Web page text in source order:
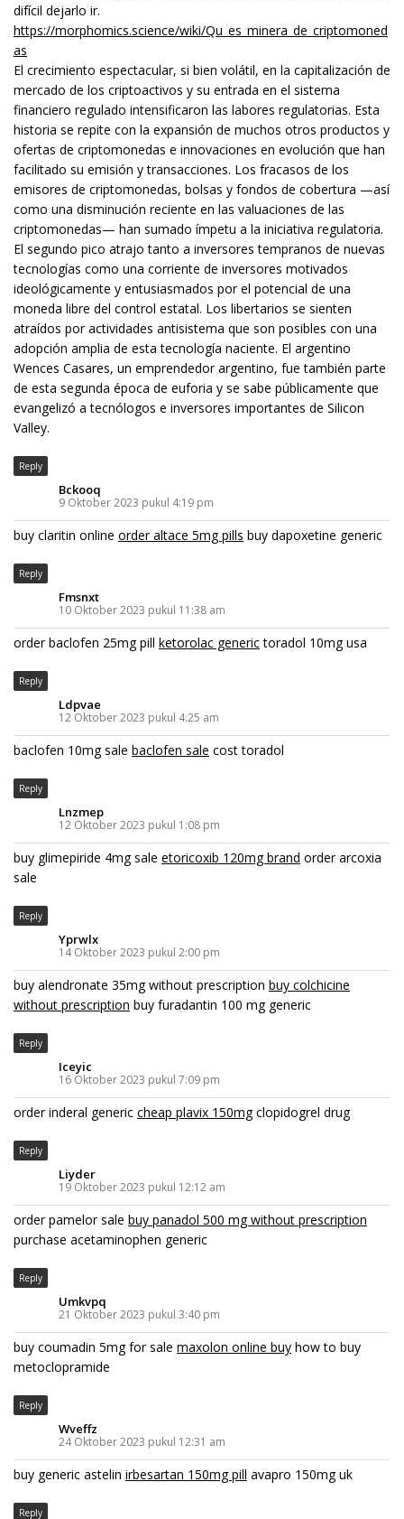
difícil dejarlo ir.
https://morphomics.science/wiki/Qu_es_minera_de_criptomoned
as
El crecimiento espectacular, si bien volátil, en la capitalización de
mercado de los criptoactivos y su entrada en el sistema
financiero regulado intensificaron las labores regulatorias. Esta
historia se repite con la expansión de muchos otros productos y
ofertas de criptomonedas e innovaciones en evolución que han
facilitado su emisión y transacciones. Los fracasos de los
emisores de criptomonedas, bolsas y fondos de cobertura —así
como una disminución reciente en las valuaciones de las
criptomonedas— han sumado ímpetu a la iniciativa regulatoria.
El segundo pico atrajo tanto a inversores tempranos de nuevas
tecnologías como una corriente de inversores motivados
ideológicamente y entusiasmados por el potencial de una
moneda libre del control estatal. Los libertarios se sienten
atraídos por actividades antisistema que son posibles con una
adopción amplia de esta tecnología naciente. El argentino
Wences Casares, un emprendedor argentino, fue también parte
de esta segunda época de euforia y se sabe públicamente que
evangelizó a tecnólogos e inversores importantes de Silicon
Valley.
Reply
Bckooq
9 Oktober 2023 pukul 4:19 pm
buy claritin online order altace 5mg pills buy dapoxetine generic
Reply
Fmsnxt
10 Oktober 2023 pukul 11:38 am
order baclofen 25mg pill ketorolac generictoradol 10mg usa
Reply
Ldpvae
12 Oktober 2023 pukul 4:25 am
baclofen 10mg sale baclofen sale cost toradol
Reply
Lnzmep
12 Oktober 2023 pukul 1:08 pm
buy glimepiride 4mg sale etoricoxib 120mg brand order arcoxia
sale
Reply
Yprwlx
14 Oktober 2023 pukul 2:00 pm
buy alendronate 35mg without prescription buy colchicine
without prescription buy furadantin 100 mg generic
Reply
Iceyic
16 Oktober 2023 pukul 7:09 pm
order inderal generic cheap plavix 150mgclopidogrel drug
Reply
Liyder
19 Oktober 2023 pukul 12:12 am
order pamelor sale buy panadol 500 mg without prescription
purchase acetaminophen generic
Reply
Umkvpq
21 Oktober 2023 pukul 3:40 pm
buy coumadin 5mg for sale maxolon online buy how to buy
metoclopramide
Reply
Wveffz
24 Oktober 2023 pukul 12:31 am
buy generic astelin irbesartan 150mg pill avapro 150mg uk
Reply